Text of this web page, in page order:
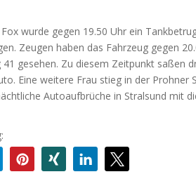
wurde gegen 19.50 Uhr ein
Zeugen haben das Fahrzeug gegen
41 gesehen. Zu diesem Zeitpunkt saßen
Eine weitere Frau stieg in der Prohner
Autoaufbrüche in Stralsund mit